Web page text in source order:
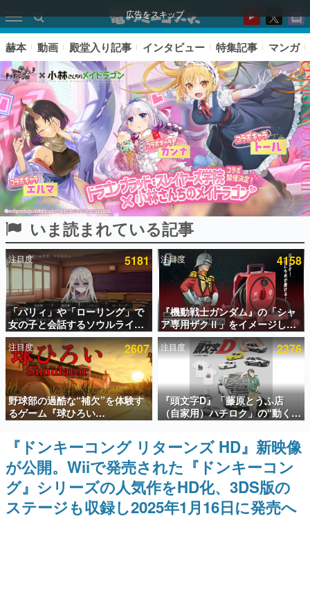
広告をスキップ
ピックアップ
電ファミのいま読まれている記事ランキング
アプリセール情報
インタビュー
連載・特集一覧
殿堂入り記事
SNS拡散数が数千以上！ ページビュー数万以上！ などな
ど。多くの人々に読まれた、電ファミ渾身の“殿堂入り”記
事をまとめました。
ゲームの企画書
名作ゲームクリエイターの方々に製作時のエピソードをお
聞きし、ヒットする企画（ゲーム）とは何か？を探ってい
きます。
赫本
この物語を解いてはいけない。『赫本』は、〈試験問題〉
赫本 動画 殿堂入り記事 インタビュー 特集記事 マンガ
いま読まれている記事
注目度 5181
「パリィ」や「ローリング」で
女の子と会話するソウルライク
恋愛ゲーム『小早川さんはソウ
ルライク』無料公開。返事に失
敗すると「YOU DIED」
注目度 4158
『機動戦士ガンダム』の「シャ
ア専用ザクⅡ」をイメージした
散水ホースリールが予約開始。
本体にはシャアのパーソナルマ
ークやジオン公国軍のエンブレ
ム、型式番号などを配置
注目度 2607
野球部の過酷な“補欠”を体験す
るゲーム『球ひろい
Simulator』が「1件」のウィッ
シュリストをもとにチェコ語に
対応しSNSで話題に。『キング
ダム・カム』開発元やチェコの
プロ野球選手から称賛の声
注目度 2376
『頭文字D』「藤原とうふ店
（自家用）ハチロク」の“動くテ
ィッシュケース”が買えるポップ
アップショップが開催へ。マン
ガの舞台である群馬の「イオン
モール高崎」にて、8月11日か
ら8月20日までの期間限定で開
催予定
『ドンキーコング リターンズ HD』新映像
が公開。Wiiで発売された『ドンキーコン
グ』シリーズの人気作をHD化、3DS版の
ステージも収録し2025年1月16日に発売へ